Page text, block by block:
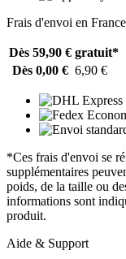
Frais d'envoi en France
Dès 59,90 € gratuit*
Dès 0,00 € 6,90 €
*Ces frais d'envoi se
supplémentaires
poids, de la taille ou
informations sont
produit.
Aide & Support